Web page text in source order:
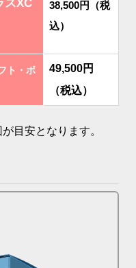
スXC
38,500円（税
込）
ト・ボ
49,500円
（税込）
目安となります。